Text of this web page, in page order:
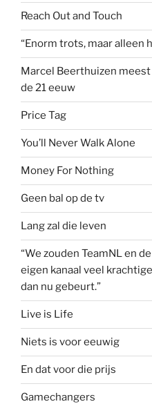
Reach Out and Touch
“Enorm trots, maar alleen
Marcel Beerthuizen
de 21 eeuw
Price Tag
You’ll Never Walk Alone
Money For Nothing
Geen bal op de tv
Lang zal die leven
“We zouden TeamNL en
eigen kanaal veel
dan nu gebeurt.”
Live is Life
Niets is voor eeuwig
En dat voor die prijs
Gamechangers